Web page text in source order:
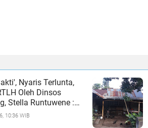
Nyaris Terlunta,
Oleh Dinsos
Stella Runtuwene :
Pokir-pokir itu?"
10:36 WIB